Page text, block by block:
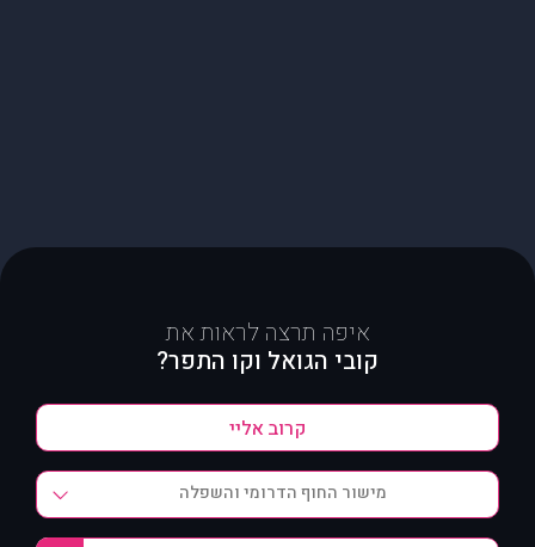
איפה תרצה לראות את
קובי הגואל וקו התפר?
מישור החוף הדרומי והשפלה